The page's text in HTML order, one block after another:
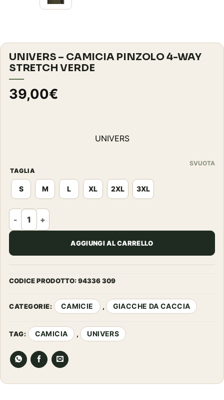
UNIVERS – CAMICIA PINZOLO 4-WAY
STRETCH VERDE
39,00€
UNIVERS
TAGLIA
S M L XL 2XL 3XL
SVUOTA
UNIVERS - CAMICIA PINZOLO 4-WAY STRETCH VERDE
AGGIUNGI AL CARRELLO
CODICE PRODOTTO:94336 309
CATEGORIE: CAMICIE , GIACCHE DA CACCIA
TAG: CAMICIA , UNIVERS